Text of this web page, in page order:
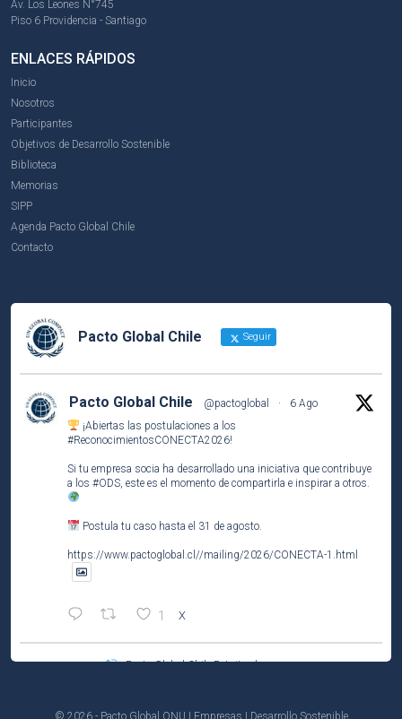
Av. Los Leones N°745
Piso 6 Providencia - Santiago
ENLACES RÁPIDOS
Inicio
Nosotros
Participantes
Objetivos de Desarrollo Sostenible
Biblioteca
Memorias
SIPP
Agenda Pacto Global Chile
Contacto
Pacto Global Chile Seguir
Pacto Global Chile @pactoglobal ·
6 Ago
¡Abiertas las postulaciones a los
#ReconocimientosCONECTA2026!
Si tu empresa socia ha desarrollado una iniciativa que contribuye
a los #ODS , este es el momento de compartirla e inspirar a otros.
Postula tu caso hasta el 31 de agosto.
https://www.pactoglobal.cl//mailing/2026/CONECTA-1.html
1 X
Pacto Global Chile Retuiteado
Participa del tercer encuentro del ciclo El Caso de Negocio de la
© 2026 - Pacto Global ONU | Empresas | Desarrollo Sostenible